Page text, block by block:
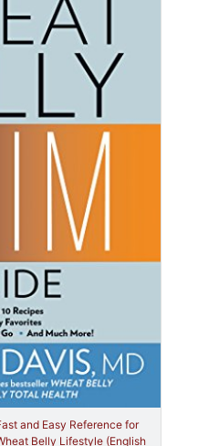
and Easy Reference for
Belly Lifestyle (English